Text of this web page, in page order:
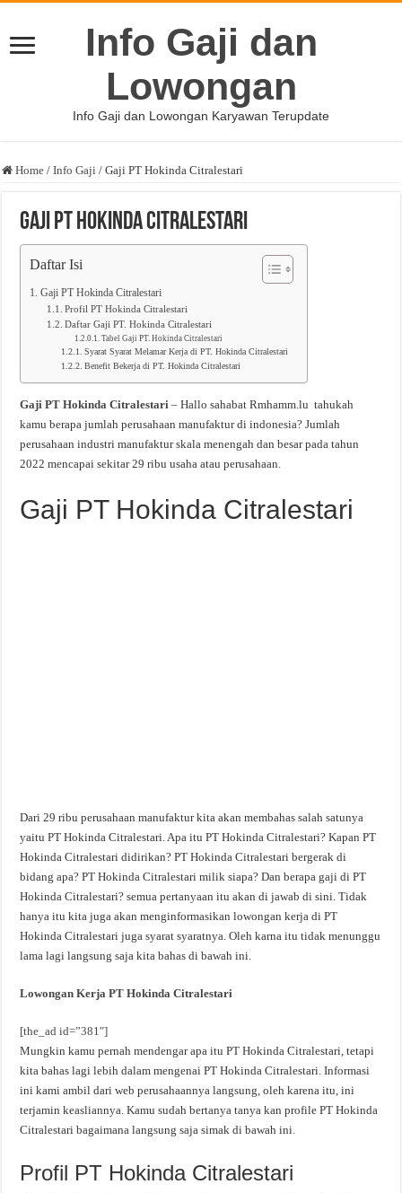
Info Gaji dan
Lowongan
Info Gaji dan Lowongan Karyawan Terupdate
Home / Info Gaji / Gaji PT Hokinda Citralestari
Gaji PT Hokinda Citralestari
Daftar Isi
Gaji PT Hokinda Citralestari
Profil PT Hokinda Citralestari
Daftar Gaji PT. Hokinda Citralestari
Tabel Gaji PT. Hokinda Citralestari
Syarat Syarat Melamar Kerja di PT. Hokinda Citralestari
Benefit Bekerja di PT. Hokinda Citralestari
Gaji PT Hokinda Citralestari – Hallo sahabat Rmhamm.lu tahukah
kamu berapa jumlah perusahaan manufaktur di indonesia? Jumlah
perusahaan industri manufaktur skala menengah dan besar pada tahun
2022 mencapai sekitar 29 ribu usaha atau perusahaan.
Gaji PT Hokinda Citralestari
Dari 29 ribu perusahaan manufaktur kita akan membahas salah satunya
yaitu PT Hokinda Citralestari. Apa itu PT Hokinda Citralestari? Kapan PT
Hokinda Citralestari didirikan? PT Hokinda Citralestari bergerak di
bidang apa? PT Hokinda Citralestari milik siapa? Dan berapa gaji di PT
Hokinda Citralestari? semua pertanyaan itu akan di jawab di sini. Tidak
hanya itu kita juga akan menginformasikan lowongan kerja di PT
Hokinda Citralestari juga syarat syaratnya. Oleh karna itu tidak menunggu
lama lagi langsung saja kita bahas di bawah ini.
Lowongan Kerja PT Hokinda Citralestari
[the_ad id=”381″]
Mungkin kamu pernah mendengar apa itu PT Hokinda Citralestari, tetapi
kita bahas lagi lebih dalam mengenai PT Hokinda Citralestari. Informasi
ini kami ambil dari web perusahaannya langsung, oleh karena itu, ini
terjamin keasliannya. Kamu sudah bertanya tanya kan profile PT Hokinda
Citralestari bagaimana langsung saja simak di bawah ini.
Profil PT Hokinda Citralestari